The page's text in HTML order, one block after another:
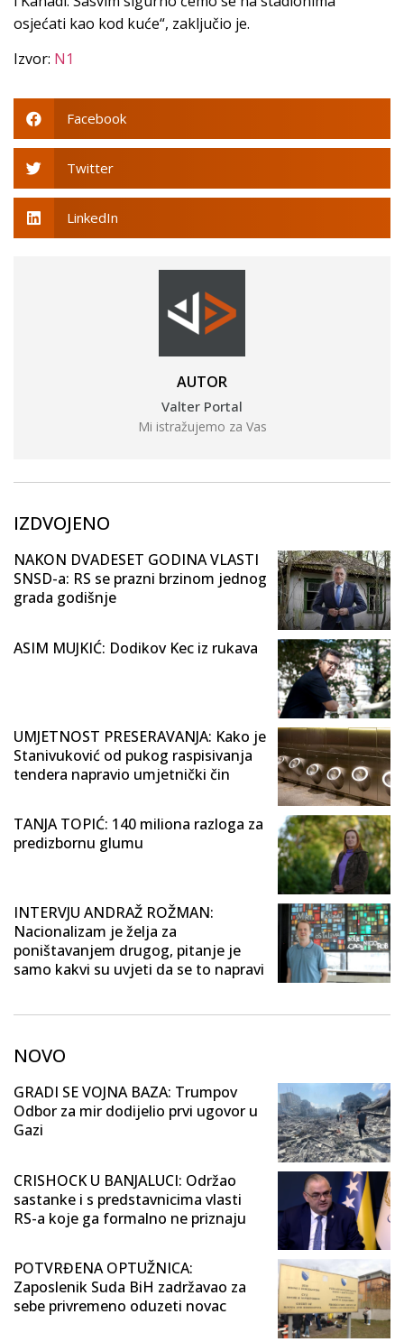
osjećati kao kod kuće“, zaključio je.
Izvor: N1
Facebook
Twitter
LinkedIn
AUTOR
Valter Portal
Mi istražujemo za Vas
IZDVOJENO
NAKON DVADESET GODINA VLASTI
SNSD-a: RS se prazni brzinom jednog
grada godišnje
ASIM MUJKIĆ: Dodikov Kec iz rukava
UMJETNOST PRESERAVANJA: Kako je
Stanivuković od pukog raspisivanja
tendera napravio umjetnički čin
TANJA TOPIĆ: 140 miliona razloga za
predizbornu glumu
INTERVJU ANDRAŽ ROŽMAN:
Nacionalizam je želja za
poništavanjem drugog, pitanje je
samo kakvi su uvjeti da se to napravi
NOVO
GRADI SE VOJNA BAZA: Trumpov
Odbor za mir dodijelio prvi ugovor u
Gazi
CRISHOCK U BANJALUCI: Održao
sastanke i s predstavnicima vlasti
RS-a koje ga formalno ne priznaju
POTVRĐENA OPTUŽNICA:
Zaposlenik Suda BiH zadržavao za
sebe privremeno oduzeti novac